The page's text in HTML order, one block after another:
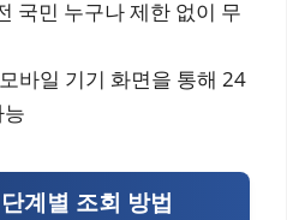
국민 누구나 제한 없이 무
바일 기기 화면을 통해 24
계별 조회 방법